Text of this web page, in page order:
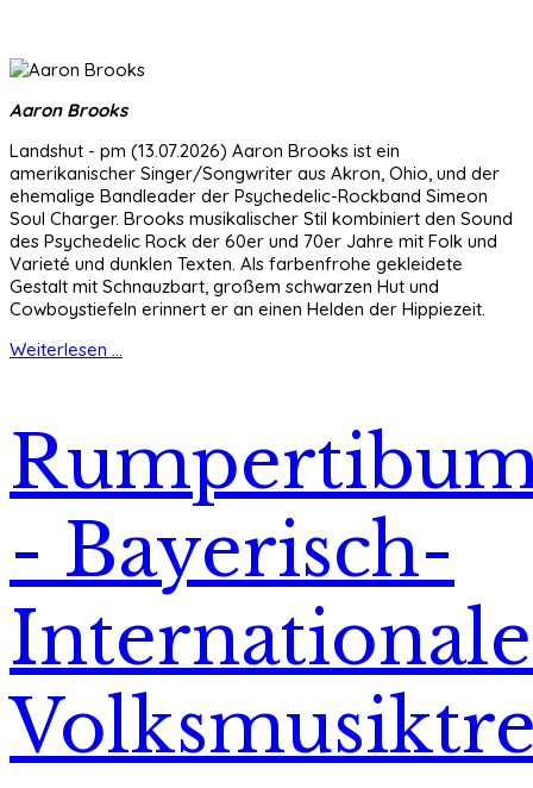
Aaron Brooks
Landshut - pm (13.07.2026) Aaron Brooks ist ein
amerikanischer Singer/Songwriter aus Akron, Ohio, und der
ehemalige Bandleader der Psychedelic-Rockband Simeon
Soul Charger. Brooks musikalischer Stil kombiniert den Sound
des Psychedelic Rock der 60er und 70er Jahre mit Folk und
Varieté und dunklen Texten. Als farbenfrohe gekleidete
Gestalt mit Schnauzbart, großem schwarzen Hut und
Cowboystiefeln erinnert er an einen Helden der Hippiezeit.
Weiterlesen ...
- Bayerisch-